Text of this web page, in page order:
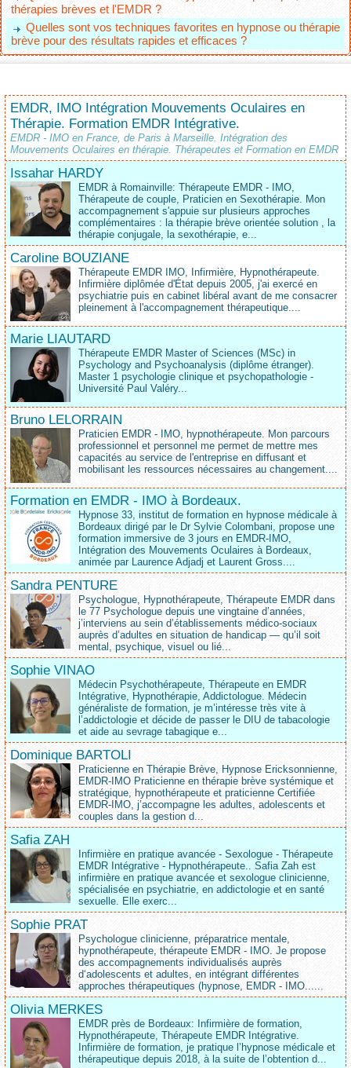
thérapies brèves et l'EMDR ?
Quelles sont vos techniques favorites en hypnose ou thérapie
brève pour des résultats rapides et efficaces ?
EMDR, IMO Intégration Mouvements Oculaires en
Thérapie. Formation EMDR Intégrative.
EMDR - IMO en France, de Paris à Marseille. Intégration des
Mouvements Oculaires en thérapie. Thérapeutes et Formation en EMDR
Issahar HARDY
EMDR à Romainville: Thérapeute EMDR - IMO,
Thérapeute de couple, Praticien en Sexothérapie. Mon
accompagnement s'appuie sur plusieurs approches
complémentaires : la thérapie brève orientée solution , la
thérapie conjugale, la sexothérapie, e...
Caroline BOUZIANE
Thérapeute EMDR IMO, Infirmière, Hypnothérapeute.
Infirmière diplômée d'État depuis 2005, j'ai exercé en
psychiatrie puis en cabinet libéral avant de me consacrer
pleinement à l'accompagnement thérapeutique....
Marie LIAUTARD
Thérapeute EMDR Master of Sciences (MSc) in
Psychology and Psychoanalysis (diplôme étranger).
Master 1 psychologie clinique et psychopathologie -
Université Paul Valéry...
Bruno LELORRAIN
Praticien EMDR - IMO, hypnothérapeute. Mon parcours
professionnel et personnel me permet de mettre mes
capacités au service de l'entreprise en diffusant et
mobilisant les ressources nécessaires au changement....
Formation en EMDR - IMO à Bordeaux.
Hypnose 33, institut de formation en hypnose médicale à
Bordeaux dirigé par le Dr Sylvie Colombani, propose une
formation immersive de 3 jours en EMDR-IMO,
Intégration des Mouvements Oculaires à Bordeaux,
animée par Laurence Adjadj et Laurent Gross....
Sandra PENTURE
Psychologue, Hypnothérapeute, Thérapeute EMDR dans
le 77 Psychologue depuis une vingtaine d’années,
j’interviens au sein d’établissements médico‑sociaux
auprès d’adultes en situation de handicap — qu’il soit
mental, psychique, visuel ou lié...
Sophie VINAO
Médecin Psychothérapeute, Thérapeute en EMDR
Intégrative, Hypnothérapie, Addictologue. Médecin
généraliste de formation, je m’intéresse très vite à
l’addictologie et décide de passer le DIU de tabacologie
et aide au sevrage tabagique e...
Dominique BARTOLI
Praticienne en Thérapie Brève, Hypnose Ericksonnienne,
EMDR-IMO Praticienne en thérapie brève systémique et
stratégique, hypnothérapeute et praticienne Certifiée
EMDR-IMO, j’accompagne les adultes, adolescents et
couples dans la gestion d...
Safia ZAH
Infirmière en pratique avancée - Sexologue - Thérapeute
EMDR Intégrative - Hypnothérapeute.. Safia Zah est
infirmière en pratique avancée et sexologue clinicienne,
spécialisée en psychiatrie, en addictologie et en santé
sexuelle. Elle exerc...
Sophie PRAT
Psychologue clinicienne, préparatrice mentale,
hypnothérapeute, thérapeute EMDR - IMO. Je propose
des accompagnements individualisés auprès
d‘adolescents et adultes, en intégrant différentes
approches thérapeutiques (hypnose, EMDR - IMO......
Olivia MERKES
EMDR près de Bordeaux: Infirmière de formation,
Hypnothérapeute, Thérapeute EMDR Intégrative.
Infirmière de formation, je pratique l’hypnose médicale et
thérapeutique depuis 2018, à la suite de l’obtention d...